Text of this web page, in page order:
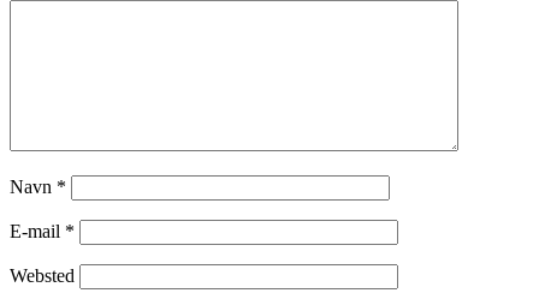
Navn *
E-mail *
Websted